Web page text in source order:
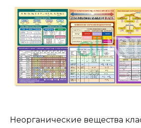
Неорганические вещества